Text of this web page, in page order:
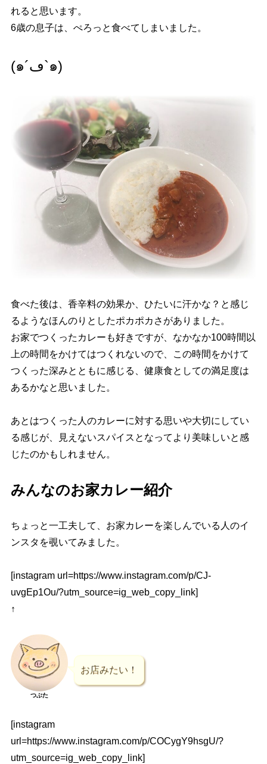
れると思います。
6歳の息子は、ぺろっと食べてしまいました。
(๑´ڡ`๑)
食べた後は、香辛料の効果か、ひたいに汗かな？と感じ
るようなほんのりとしたポカポカさがありました。
お家でつくったカレーも好きですが、なかなか100時間以
上の時間をかけてはつくれないので、この時間をかけて
つくった深みとともに感じる、健康食としての満足度は
あるかなと思いました。
あとはつくった人のカレーに対する思いや大切にしてい
る感じが、見えないスパイスとなってより美味しいと感
じたのかもしれません。
みんなのお家カレー紹介
ちょっと一工夫して、お家カレーを楽しんでいる人のイ
ンスタを覗いてみました。
[instagram url=https://www.instagram.com/p/CJ-
uvgEp1Ou/?utm_source=ig_web_copy_link]
↑
つぶた
お店みたい！
[instagram
url=https://www.instagram.com/p/COCygY9hsgU/?
utm_source=ig_web_copy_link]